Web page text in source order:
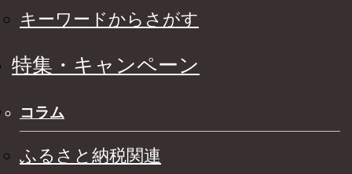
キーワードからさがす
特集・キャンペーン
コラム
ふるさと納税関連